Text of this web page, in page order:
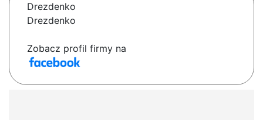
Drezdenko
Drezdenko
Zobacz profil firmy na